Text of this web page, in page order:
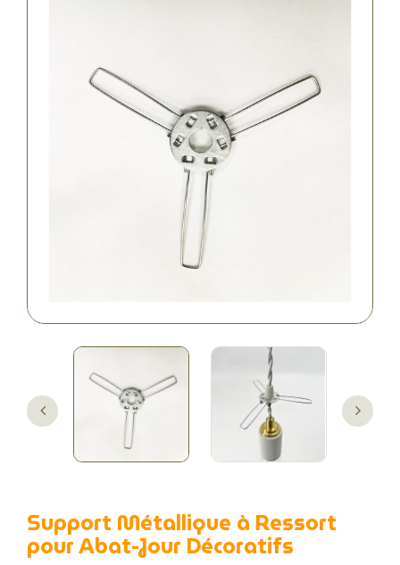
Support Métallique à Ressort
pour Abat-Jour Décoratifs